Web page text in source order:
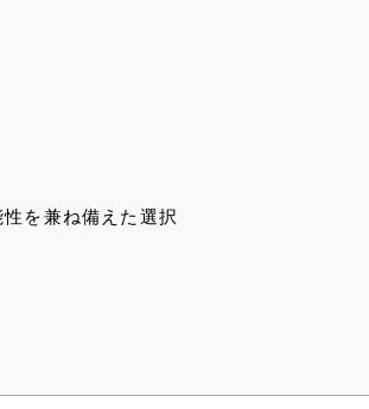
を兼ね備えた選択